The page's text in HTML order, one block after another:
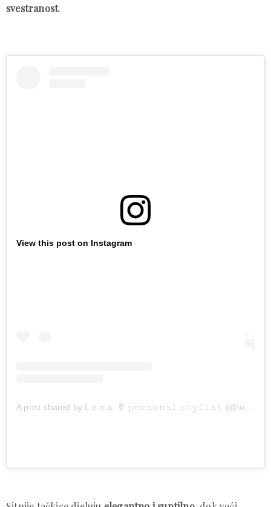
svestranost.
View this post on Instagram